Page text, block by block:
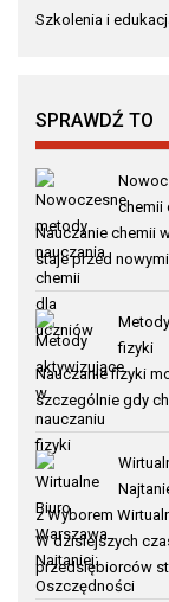
Szkolenia i
SPRAWDŹ TO
chemii
Nauczanie chemii
staje przed
fizyki
Nauczanie fizyki
szczególnie gdy
z Wyborem
W dzisiejszych
przedsiębiorców